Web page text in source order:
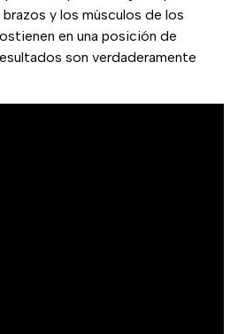
y los músculos de los
en una posición de
son verdaderamente